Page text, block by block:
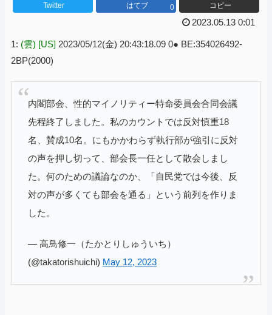
Twitter はてブ 0 コピー
2023.05.13 0:01
1: (雲) [US] 2023/05/12(金) 20:43:18.09 0● BE:354026492-
2BP(2000)
内閣部会、性的マイノリティー特命委員会合同会議
先程終了しました。私のカウントでは反対慎重18
名、賛成10名。にもかかわらず執行部が強引に反対
の声を押し切って、部会長一任として散会しまし
た。何のための議論なのか、「自民党では今後、反
対の声が多くても部会を通る」という前列を作りま
した。
— 高鳥修一（たかとりしゅういち）
(@takatorishuichi) May 12, 2023